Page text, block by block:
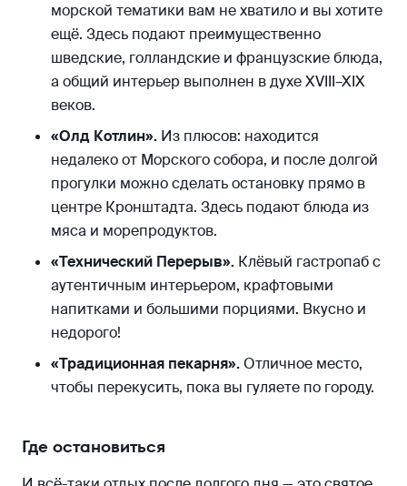
морской тематики вам не хватило и вы хотите
ещё. Здесь подают преимущественно
шведские, голландские и французские блюда,
а общий интерьер выполнен в духе XVIII–XIX
веков.
«Олд Котлин». Из плюсов: находится
недалеко от Морского собора, и после долгой
прогулки можно сделать остановку прямо в
центре Кронштадта. Здесь подают блюда из
мяса и морепродуктов.
«Технический Перерыв». Клёвый гастропаб с
аутентичным интерьером, крафтовыми
напитками и большими порциями. Вкусно и
недорого!
«Традиционная пекарня».Отличное место,
чтобы перекусить, пока вы гуляете по городу.
Где остановиться